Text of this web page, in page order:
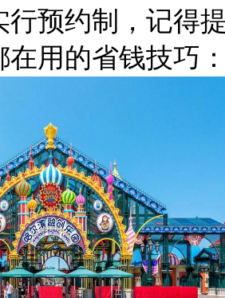
行预约制，记得
在用的省钱技巧